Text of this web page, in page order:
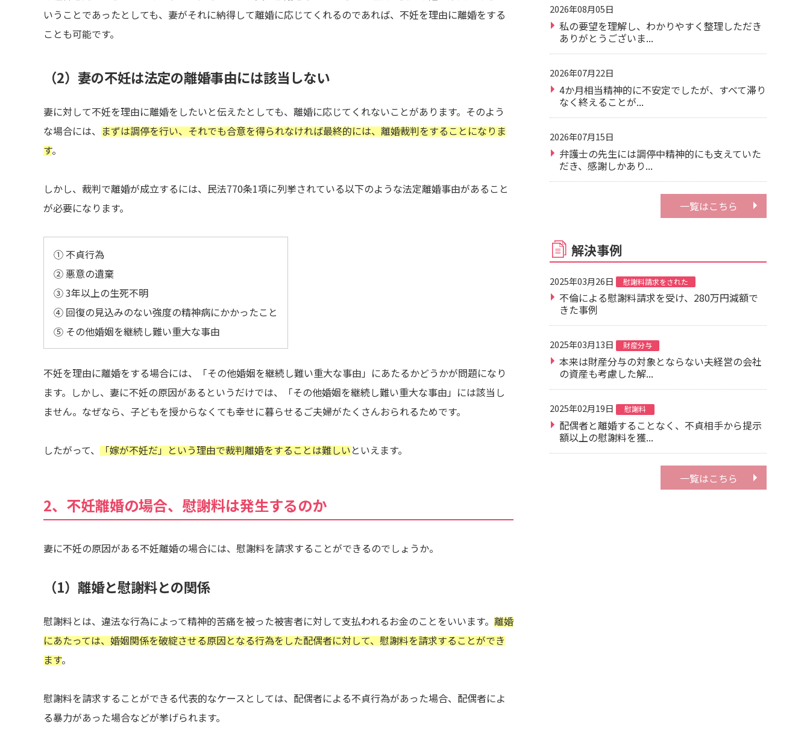
いうことであったとしても、妻がそれに納得して離婚に応じてくれるのであれば、不妊を理由に離婚をする
ことも可能です。
（2）妻の不妊は法定の離婚事由には該当しない
妻に対して不妊を理由に離婚をしたいと伝えたとしても、離婚に応じてくれないことがあります。そのよう
な場合には、 まずは調停を行い、それでも合意を得られなければ最終的には、離婚裁判をすることになりま
す。
しかし、裁判で離婚が成立するには、民法770条1項に列挙されている以下のような法定離婚事由があること
が必要になります。
① 不貞行為
② 悪意の遺棄
③ 3年以上の生死不明
④ 回復の見込みのない強度の精神病にかかったこと
⑤ その他婚姻を継続し難い重大な事由
不妊を理由に離婚をする場合には、「その他婚姻を継続し難い重大な事由」にあたるかどうかが問題になり
ます。しかし、妻に不妊の原因があるというだけでは、「その他婚姻を継続し難い重大な事由」には該当し
ません。なぜなら、子どもを授からなくても幸せに暮らせるご夫婦がたくさんおられるためです。
したがって、 「嫁が不妊だ」という理由で裁判離婚をすることは難しいといえます。
2、不妊離婚の場合、慰謝料は発生するのか
妻に不妊の原因がある不妊離婚の場合には、慰謝料を請求することができるのでしょうか。
（1）離婚と慰謝料との関係
慰謝料とは、違法な行為によって精神的苦痛を被った被害者に対して支払われるお金のことをいいます。 離婚
にあたっては、婚姻関係を破綻させる原因となる行為をした配偶者に対して、慰謝料を請求することができ
ます。
慰謝料を請求することができる代表的なケースとしては、配偶者による不貞行為があった場合、配偶者によ
る暴力があった場合などが挙げられます。
2026年08月05日
私の要望を理解し、わかりやすく整理しただき
ありがとうございま...
2026年07月22日
4か月相当精神的に不安定でしたが、すべて滞り
なく終えることが...
2026年07月15日
弁護士の先生には調停中精神的にも支えていた
だき、感謝しかあり...
一覧はこちら
解決事例
2025年03月26日 慰謝料請求をされた
不倫による慰謝料請求を受け、280万円減額で
きた事例
2025年03月13日 財産分与
本来は財産分与の対象とならない夫経営の会社
の資産も考慮した解...
2025年02月19日 慰謝料
配偶者と離婚することなく、不貞相手から提示
額以上の慰謝料を獲...
一覧はこちら